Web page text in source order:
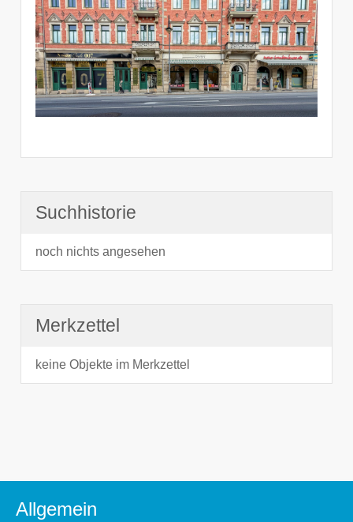
Suchhistorie
noch nichts angesehen
Merkzettel
keine Objekte im Merkzettel
Allgemein